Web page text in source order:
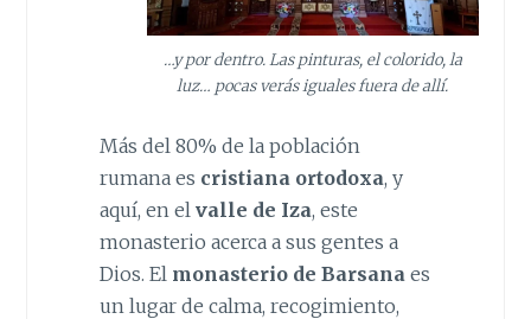
…y por dentro. Las pinturas, el colorido, la
luz… pocas verás iguales fuera de allí.
Más del 80% de la población
rumana es cristiana ortodoxa, y
aquí, en el valle de Iza, este
monasterio acerca a sus gentes a
Dios. El monasterio de Barsana es
un lugar de calma, recogimiento,